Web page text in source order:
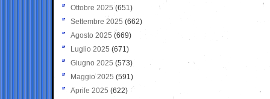
Ottobre 2025 (651)
Settembre 2025 (662)
Agosto 2025 (669)
Luglio 2025 (671)
Giugno 2025 (573)
Maggio 2025 (591)
Aprile 2025 (622)